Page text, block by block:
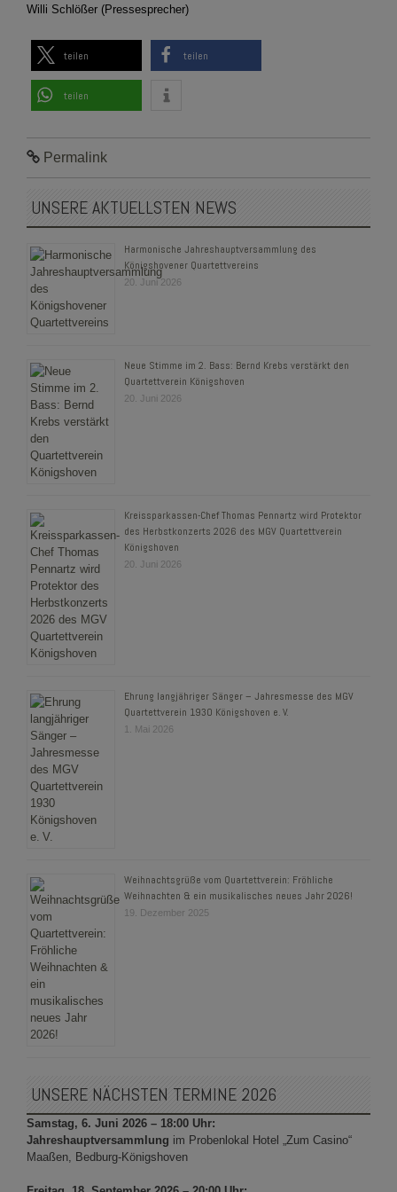
Willi Schlößer (Pressesprecher)
teilen teilen
teilen
Permalink
UNSERE AKTUELLSTEN NEWS
Harmonische Jahreshauptversammlung des
Königshovener Quartettvereins
20. Juni 2026
Neue Stimme im 2. Bass: Bernd Krebs verstärkt den
Quartettverein Königshoven
20. Juni 2026
Kreissparkassen-Chef Thomas Pennartz wird Protektor
des Herbstkonzerts 2026 des MGV Quartettverein
Königshoven
20. Juni 2026
Ehrung langjähriger Sänger – Jahresmesse des MGV
Quartettverein 1930 Königshoven e. V.
1. Mai 2026
Weihnachtsgrüße vom Quartettverein: Fröhliche
Weihnachten & ein musikalisches neues Jahr 2026!
19. Dezember 2025
UNSERE NÄCHSTEN TERMINE 2026
Samstag, 6. Juni 2026 – 18:00 Uhr:
Jahreshauptversammlung im Probenlokal Hotel „Zum Casino“
Maaßen, Bedburg-Königshoven